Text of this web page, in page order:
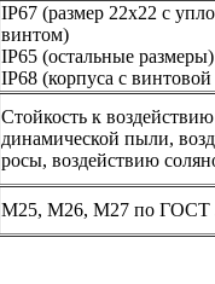
IP67 (размер 22х22 с
винтом)
IP65 (остальные размеры)
IP68 (корпуса с
Стойкость к
динамической пыли,
росы, воздействию
М25, М26, М27 по ГОСТ